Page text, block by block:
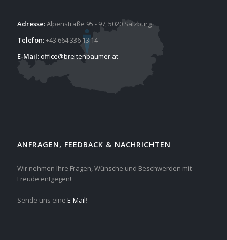
Adresse:Alpenstraße 95 - 97, 5020 Salzburg
Telefon:+43 664 336 13 14
E-Mail:office@breitenbaumer.at
ANFRAGEN, FEEDBACK & NACHRICHTEN
Wir nehmen Ihre Fragen, Wünsche und Beschwerden mit
Freude entgegen!
Sende uns eine E-Mail!